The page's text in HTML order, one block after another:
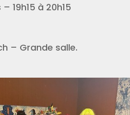
19h15 à 20h15
– Grande salle.